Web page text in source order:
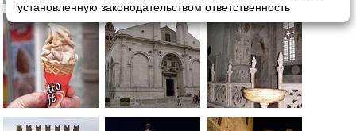
установленную законодательством ответственность